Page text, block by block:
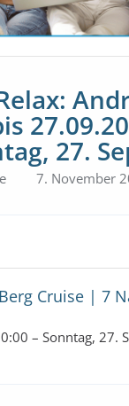
27.
7. November
Cruise | 7
– Sonntag, 27.